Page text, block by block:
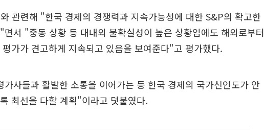
관련해 "한국 경제의 경쟁력과 지속가능성에 대한 S&P의 확고한
서 "중동 상황 등 대내외 불확실성이 높은 상황임에도 해외로부터
가가 견고하게 지속되고 있음을 보여준다"고 평가했다.
사들과 활발한 소통을 이어가는 등 한국 경제의 국가신인도가 안
최선을 다할 계획"이라고 덧붙였다.